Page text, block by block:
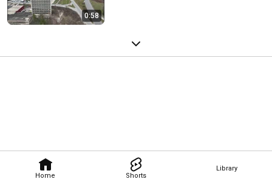
Home Shorts
Library
0:58